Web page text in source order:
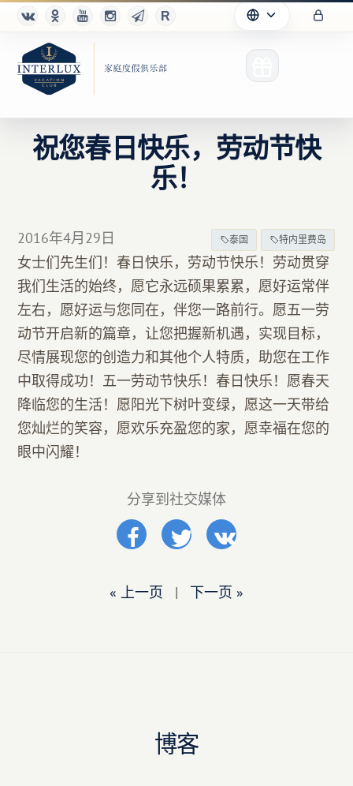
合作伙伴
Благотворительность
祝您春日快乐，劳动节快
乐！
2016年4月29日 泰国 特内里费岛
女士们先生们！春日快乐，劳动节快乐！劳动贯穿
我们生活的始终，愿它永远硕果累累，愿好运常伴
左右，愿好运与您同在，伴您一路前行。愿五一劳
动节开启新的篇章，让您把握新机遇，实现目标，
尽情展现您的创造力和其他个人特质，助您在工作
中取得成功！五一劳动节快乐！春日快乐！愿春天
降临您的生活！愿阳光下树叶变绿，愿这一天带给
您灿烂的笑容，愿欢乐充盈您的家，愿幸福在您的
眼中闪耀！
分享到社交媒体
« 上一页 | 下一页 »
博客